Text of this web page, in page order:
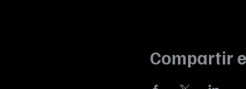
Compartir